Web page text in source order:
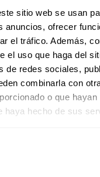
sitio web se usan
anuncios, ofrecer
el tráfico. Además,
el uso que haga del
de redes sociales,
combinarla con
o que hayan
haya hecho de sus
detrás de los
azules
han preguntado qué
gente de ojos de
les explicamos la
detrás de los...